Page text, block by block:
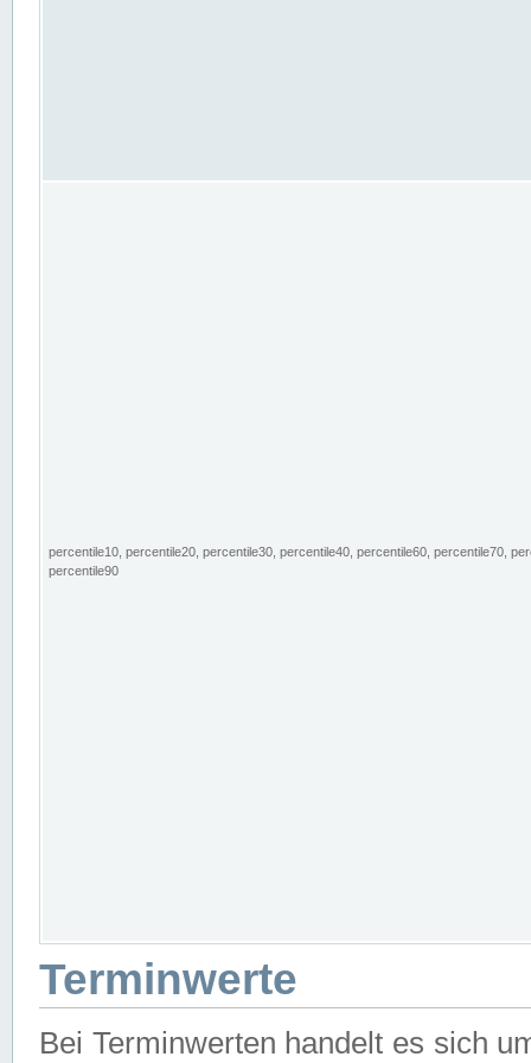
percentile10, percentile20, percentile30, percentile40, percentile60, percentile70,
percentile90
Terminwerte
Bei Terminwerten handelt es sich